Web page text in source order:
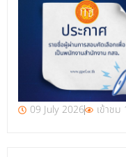
09 July 2026 เข้าช